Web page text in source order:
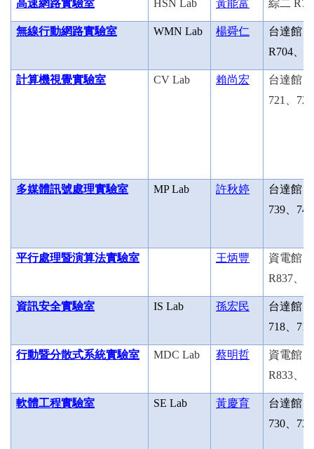
高速網路實驗室 HSN Lab 黃能富 綜二
無線行動網路實驗室 WMN Lab 楊舜仁
台達館
R704
計算機視覺實驗室 CV Lab 賴尚宏
台達館
721
722
多媒體訊號處理實驗室 MP Lab 許秋婷
台達館
739
740
平行處理暨演算法實驗室 王炳豐
資電館
R837
資訊安全實驗室 IS Lab 孫宏民
台達館
718
719
行動暨分散式系統實驗室 MDC Lab 蔡明哲
資電館
R833
軟體工程實驗室 SE Lab 黃慶育
台達館
730
731